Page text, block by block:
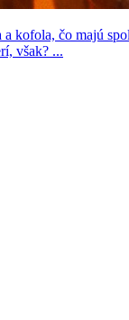
a kofola, čo majú
však? ...